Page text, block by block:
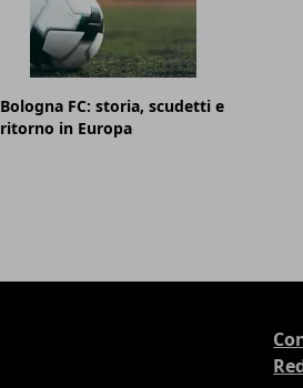
Bologna FC: storia, scudetti e
ritorno in Europa